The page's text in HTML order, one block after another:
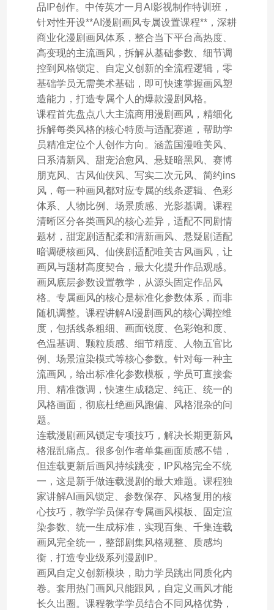
品IP创作。中传英才一月AI影视制作特训班，
针对性开设**AI漫剧画风专属设置课程**，深耕
商业化漫剧画风体系，整合当下平台高热度、
高变现的主流画风，拆解从基础参数、细节调
控到风格锁定、自定义创新的全流程逻辑，零
基础学员无需美术基础，即可快速掌握画风塑
造能力，打造专属个人的爆款漫剧风格。
课程首先盘点八大主流商用漫剧画风，精细化
拆解每类风格的核心特质与适配赛道，帮助学
员精准定位个人创作方向。涵盖国漫唯美风、
日系清新风、甜宠治愈风、悬疑暗黑风、赛博
朋克风、古风仙侠风、写实二次元风、简约ins
风，每一种画风都对应专属的线条逻辑、色彩
体系、人物比例、场景质感、光影基调。课程
清晰区分各类画风的核心差异，适配不同剧情
题材，甜宠剧适配柔和清新画风、悬疑剧适配
暗调硬核画风、仙侠剧适配唯美古风画风，让
画风与题材高度契合，最大化提升作品观感。
画风底层参数设置教学，从源头固定作品风
格。专属画风的核心是标准化参数体系，而非
随机调整。课程讲解AI漫剧画风的核心调控维
度，包括线条粗细、画面锐度、色彩饱和度、
色温基调、颗粒质感、细节精度、人物五官比
例、场景渲染模式等核心参数。针对每一种主
流画风，给出标准化参数模板，学员可直接套
用、精准微调，快速生成稳定、纯正、统一的
风格画面，彻底杜绝画风跑偏、风格混杂的问
题。
连载漫剧画风锁定专项技巧，解决长期更新风
格混乱痛点。很多创作者单集画面质感不错，
但连载更新后画风持续跳变，IP风格完全不统
一，这是新手做连载漫剧的最大难题。课程独
家讲解AI画风锁定、参数保存、风格复用的核
心技巧，教学学员保存专属画风模板、固定渲
染参数、统一生成标准，实现百集、千集连载
画风完全统一，整部剧集风格规整、质感均
衡，打造专业级系列漫剧IP。
画风自定义创新模块，助力学员跳出同质化内
卷。套用热门画风只能跟风，自定义画风才能
长久出圈。课程教学学员结合不同风格优势，